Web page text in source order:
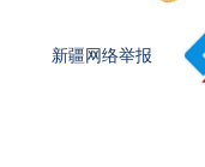
新疆网络举报